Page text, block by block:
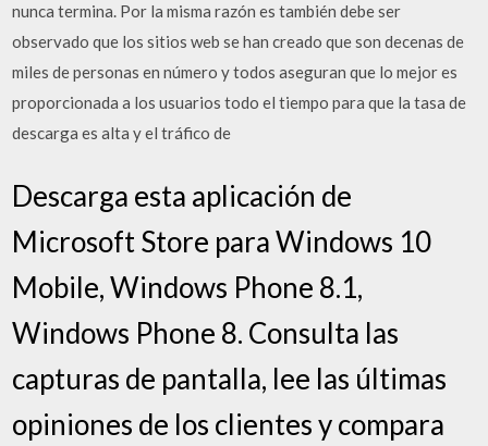
nunca termina. Por la misma razón es también debe ser
observado que los sitios web se han creado que son decenas de
miles de personas en número y todos aseguran que lo mejor es
proporcionada a los usuarios todo el tiempo para que la tasa de
descarga es alta y el tráfico de
Descarga esta aplicación de
Microsoft Store para Windows 10
Mobile, Windows Phone 8.1,
Windows Phone 8. Consulta las
capturas de pantalla, lee las últimas
opiniones de los clientes y compara